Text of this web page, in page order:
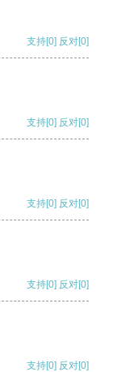
支持[0] 反对[0]
支持[0] 反对[0]
支持[0] 反对[0]
支持[0] 反对[0]
支持[0] 反对[0]